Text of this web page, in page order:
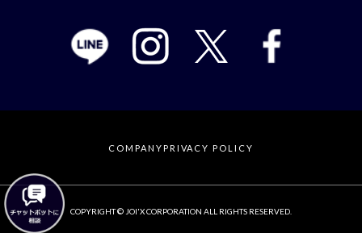
COMPANYPRIVACY POLICY
COPYRIGHT © JOI'X CORPORATION ALL RIGHTS RESERVED.